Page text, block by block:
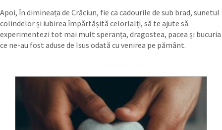
Apoi, în dimineața de Crăciun, fie ca cadourile de sub brad, sunetul
colindelor și iubirea împărtășită celorlalți, să te ajute să
experimentezi tot mai mult speranța, dragostea, pacea și bucuria
ce ne-au fost aduse de Isus odată cu venirea pe pământ.